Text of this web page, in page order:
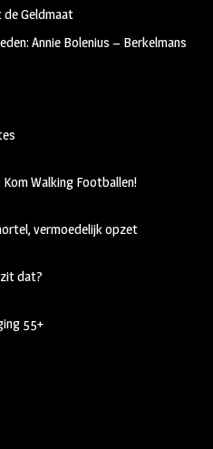
Geldmaat
Annie Bolenius – Berkelmans
Walking Footballen!
vermoedelijk opzet
dat?
55+